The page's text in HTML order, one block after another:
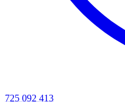
725 092 413